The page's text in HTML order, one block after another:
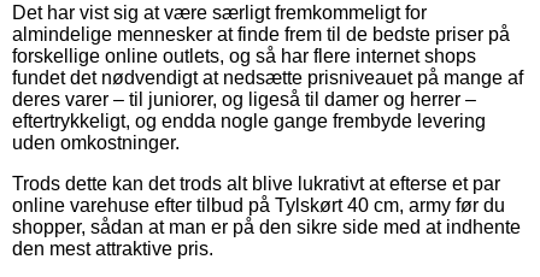
Det har vist sig at være særligt fremkommeligt for
almindelige mennesker at finde frem til de bedste priser på
forskellige online outlets, og så har flere internet shops
fundet det nødvendigt at nedsætte prisniveauet på mange af
deres varer – til juniorer, og ligeså til damer og herrer –
eftertrykkeligt, og endda nogle gange frembyde levering
uden omkostninger.
Trods dette kan det trods alt blive lukrativt at efterse et par
online varehuse efter tilbud på Tylskørt 40 cm, army før du
shopper, sådan at man er på den sikre side med at indhente
den mest attraktive pris.